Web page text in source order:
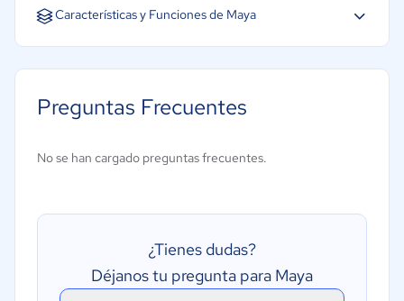
Español Inglés
Características y Funciones de Maya
Edición de vídeo
Preguntas Frecuentes
No se han cargado preguntas frecuentes.
¿Tienes dudas?
Déjanos tu pregunta para Maya